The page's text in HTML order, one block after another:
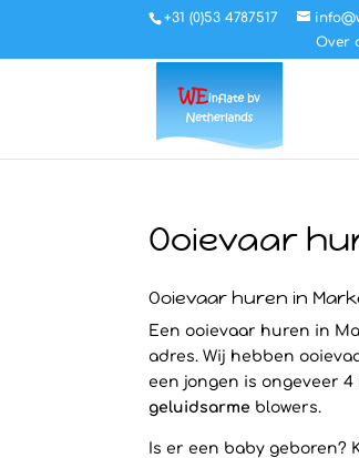
+31 (0)53 4787517
Over
Ooievaar
Ooievaar huren in
Een ooievaar huren in
adres. Wij hebben
een jongen is ongeveer
geluidsarme blowers.
Is er een baby geboren?